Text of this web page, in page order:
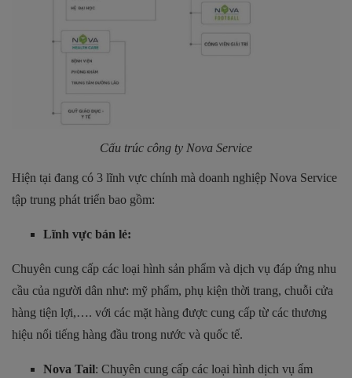
Cấu trúc công ty Nova Service
Hiện tại đang có 3 lĩnh vực chính mà doanh nghiệp Nova Service
tập trung phát triển bao gồm:
Lĩnh vực bán lẻ:
Chuyên cung cấp các loại hình sản phẩm và dịch vụ đáp ứng nhu
cầu của người dân như: mỹ phẩm, phụ kiện thời trang, chuỗi cửa
hàng tiện lợi,…. với các mặt hàng được cung cấp từ các thương
hiệu nổi tiếng hàng đầu trong nước và quốc tế.
Nova Tail: Chuyên cung cấp các loại hình dịch vụ ẩm